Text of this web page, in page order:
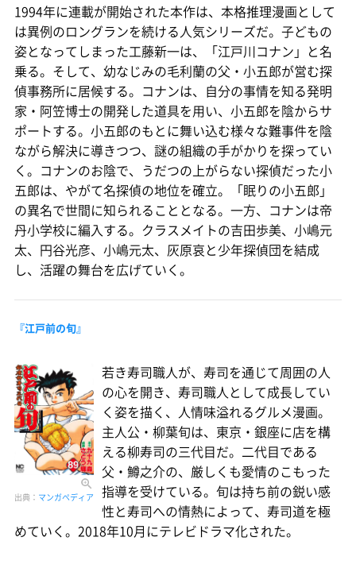
1994年に連載が開始された本作は、本格推理漫画として
は異例のロングランを続ける人気シリーズだ。子どもの
姿となってしまった工藤新一は、「江戸川コナン」と名
乗る。そして、幼なじみの毛利蘭の父・小五郎が営む探
偵事務所に居候する。コナンは、自分の事情を知る発明
家・阿笠博士の開発した道具を用い、小五郎を陰からサ
ポートする。小五郎のもとに舞い込む様々な難事件を陰
ながら解決に導きつつ、謎の組織の手がかりを探ってい
く。コナンのお陰で、うだつの上がらない探偵だった小
五郎は、やがて名探偵の地位を確立。「眠りの小五郎」
の異名で世間に知られることとなる。一方、コナンは帝
丹小学校に編入する。クラスメイトの吉田歩美、小嶋元
太、円谷光彦、小嶋元太、灰原哀と少年探偵団を結成
し、活躍の舞台を広げていく。
『江戸前の旬』
出典： マンガペディア
若き寿司職人が、寿司を通じて周囲の人
の心を開き、寿司職人として成長してい
く姿を描く、人情味溢れるグルメ漫画。
主人公・柳葉旬は、東京・銀座に店を構
える柳寿司の三代目だ。二代目である
父・鱒之介の、厳しくも愛情のこもった
指導を受けている。旬は持ち前の鋭い感
性と寿司への情熱によって、寿司道を極
めていく。2018年10月にテレビドラマ化された。